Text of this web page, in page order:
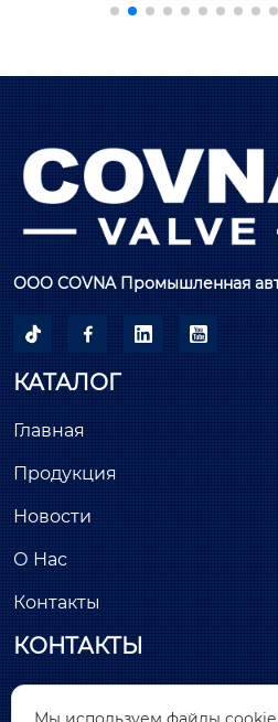
о давления может
ых применений:
высокого давления,
идравлические насосы,
оры.
диапазон давления
модель:
диапазон размеров:
диапазон давления:
ООО COVNA Промышленная
   
КАТАЛОГ
Главная
Продукция
Новости
О Нас
Контакты
КОНТАКТЫ